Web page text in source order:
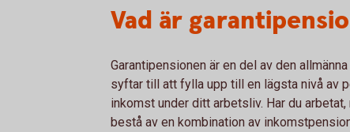
Vad är
Garantipensionen är en del av den
syftar till att fylla upp till en lägsta nivå av
inkomst under ditt arbetsliv. Har du
bestå av en kombination av